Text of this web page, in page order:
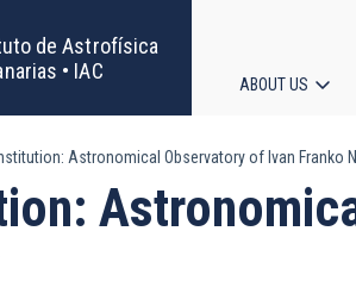
de Astrofísica
• IAC
ABOUT US
Astronomical Observatory of Ivan Franko